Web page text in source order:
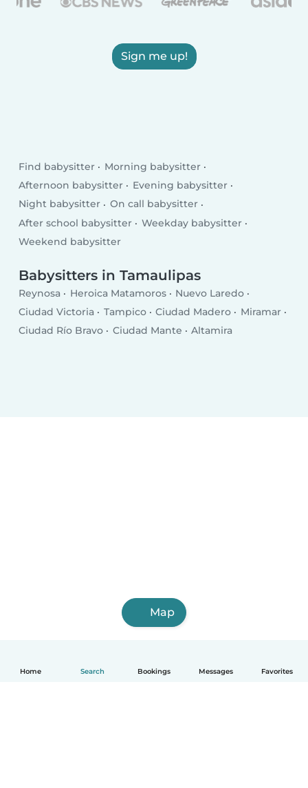
Home Search Bookings Messages Favorites
Sign me up!
Find babysitter
Morning babysitter
Afternoon babysitter
Evening babysitter
Night babysitter
On call babysitter
After school babysitter
Weekday babysitter
Weekend babysitter
Babysitters in Tamaulipas
Reynosa Heroica Matamoros
Nuevo Laredo
Ciudad Victoria
Tampico Ciudad Madero
Miramar
Ciudad Río Bravo
Ciudad Mante Altamira
Map